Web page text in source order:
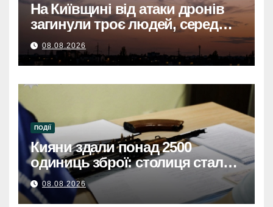
На Київщині від атаки дронів
загинули троє людей, серед
них дитинаНа Київщині
загинули троє, серед них
дитина, через атаку дронів
08.08.2026
ПОДІЇ
Кияни здали понад 2500
одиниць зброї: столиця стала
безпечнішою
08.08.2026